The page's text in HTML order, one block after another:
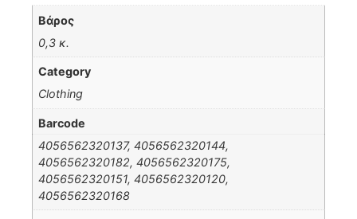
Βάρος
0,3 κ.
Category
Clothing
Barcode
4056562320137, 4056562320144,
4056562320182, 4056562320175,
4056562320151, 4056562320120,
4056562320168